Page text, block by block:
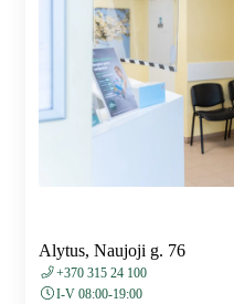
Alytus, Naujoji g. 76
+370 315 24 100
I-V 08:00-19:00